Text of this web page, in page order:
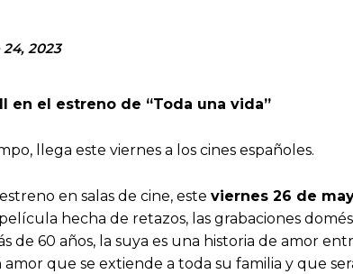
2023
en el estreno de “Toda una vida”
llega este viernes a los cines españoles.
en salas de cine, este viernes 26 de
hecha de retazos, las grabaciones
de 60 años, la suya es una historia de amor
que se extiende a toda su familia y que